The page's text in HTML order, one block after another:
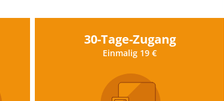
30-Tage-Zugang
Einmalig 19 €